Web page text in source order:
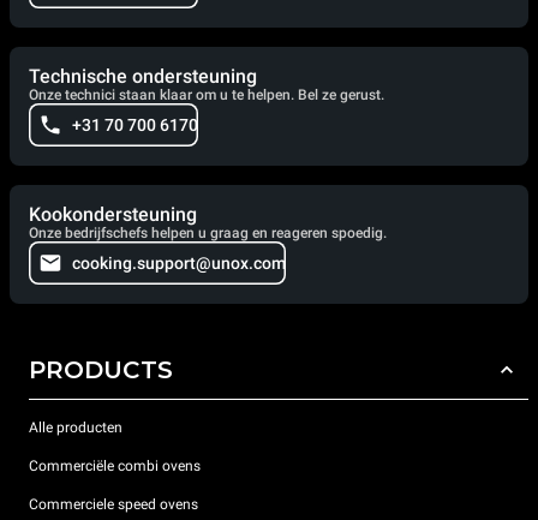
Technische ondersteuning
Onze technici staan klaar om u te helpen. Bel ze gerust.
+31 70 700 6170
Kookondersteuning
Onze bedrijfschefs helpen u graag en reageren spoedig.
cooking.support@unox.com
PRODUCTS
Alle producten
Commerciële combi ovens
Commerciele speed ovens